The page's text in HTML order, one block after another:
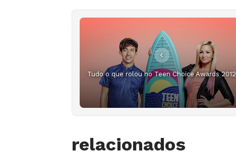
Tudo o que rolou no Teen Choice Awards 2012
relacionados